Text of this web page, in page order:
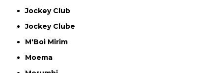
Jockey Club
Jockey Clube
M'Boi Mirim
Moema